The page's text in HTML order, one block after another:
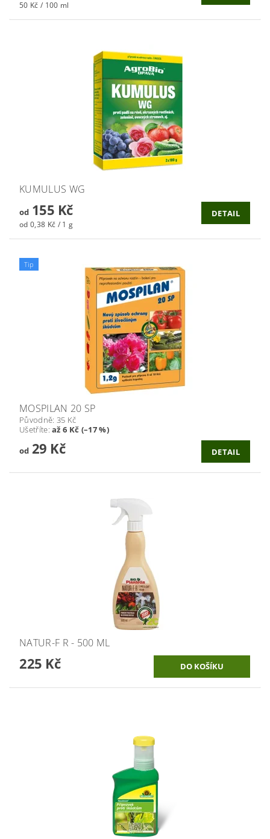
50 Kč / 100 ml
KUMULUS WG
od155 Kč
od 0,38 Kč / 1 g
DETAIL
Tip
MOSPILAN 20 SP
Původně: 35 Kč
Ušetříte:až 6 Kč (–17 %)
od29 Kč DETAIL
NATUR-F R - 500 ML
225 Kč